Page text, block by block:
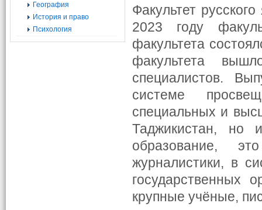
География
История и право
Психология
Факультет
2023 году
факультета
факультета
специалистов.
системе
специальных и
Таджикистан, но
образование, это
журналистики, в
государственных
крупные учёные,